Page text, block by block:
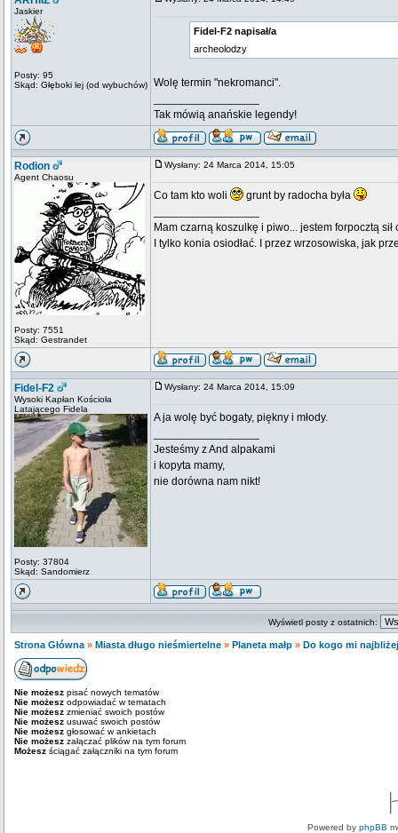
Jaskier
Posty: 95
Skąd: Głęboki lej (od wybuchów)
Fidel-F2 napisał/a
archeolodzy
Wolę termin "nekromanci".
Tak mówią anańskie legendy!
Rodion
Agent Chaosu
Posty: 7551
Skąd: Gestrandet
Wysłany: 24 Marca 2014, 15:05
Co tam kto woli
grunt by radocha była
Mam czarną koszulkę i piwo... jestem forpocztą sił
I tylko konia osiodłać. I przez wrzosowiska, jak
Fidel-F2
Wysoki Kapłan Kościoła
Latającego Fidela
Posty: 37804
Skąd: Sandomierz
Wysłany: 24 Marca 2014, 15:09
A ja wolę być bogaty, piękny i młody.
Jesteśmy z And alpakami
i kopyta mamy,
nie dorówna nam nikt!
Wyświetl posty z ostatnich:
Strona Główna » Miasta długo nieśmiertelne » Planeta małp » Do kogo mi najbliżej
Nie możesz pisać nowych tematów
Nie możesz odpowiadać w tematach
Nie możesz zmieniać swoich postów
Nie możesz usuwać swoich postów
Nie możesz głosować w ankietach
Nie możesz załączać plików na tym forum
Możesz ściągać załączniki na tym forum
Powered by phpBB